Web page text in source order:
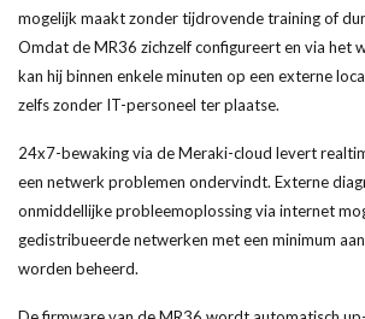
mogelijk maakt zonder tijdrovende training of
Omdat de MR36 zichzelf configureert en via het
kan hij binnen enkele minuten op een externe
zelfs zonder IT-personeel ter plaatse.
24x7-bewaking via deMeraki-cloud levert
een netwerk problemen ondervindt. Externe
onmiddellijke probleemoplossing via internet
gedistribueerde netwerken met een minimum
worden beheerd.